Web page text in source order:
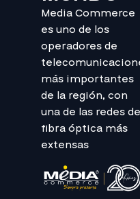
Media Commerce
es uno de los
operadores de
más importantes
de la región, con
una de las redes de
fibra óptica más
extensas